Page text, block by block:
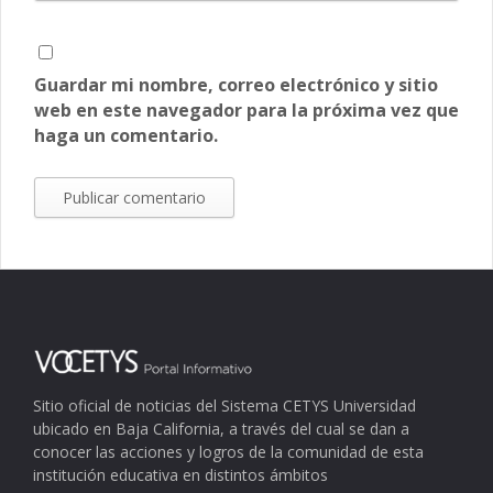
Guardar mi nombre, correo electrónico y sitio
web en este navegador para la próxima vez que
haga un comentario.
Sitio oficial de noticias del Sistema CETYS Universidad
ubicado en Baja California, a través del cual se dan a
conocer las acciones y logros de la comunidad de esta
institución educativa en distintos ámbitos